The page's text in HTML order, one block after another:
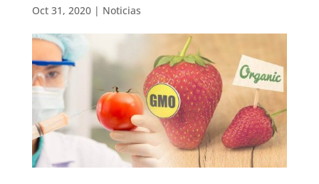
Oct 31, 2020| Noticias